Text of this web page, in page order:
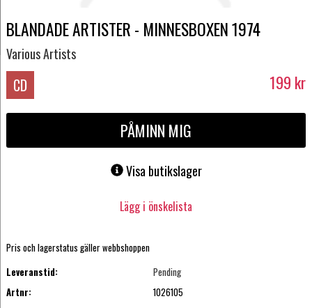
BLANDADE ARTISTER - MINNESBOXEN 1974
Various Artists
CD 199 kr
PÅMINN MIG
Visa butikslager
Lägg i önskelista
Pris och lagerstatus gäller webbshoppen
Leveranstid:
Pending
Artnr:
1026105